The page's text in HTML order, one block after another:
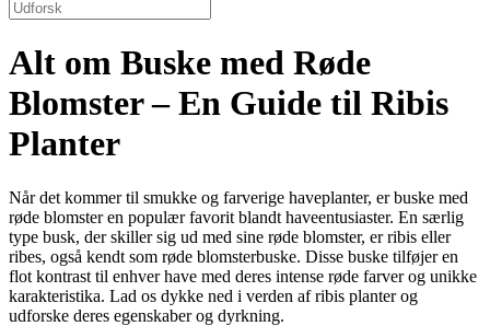
Alt om Buske med Røde
Blomster – En Guide til Ribis
Planter
Når det kommer til smukke og farverige haveplanter, er buske med
røde blomster en populær favorit blandt haveentusiaster. En særlig
type busk, der skiller sig ud med sine røde blomster, er ribis eller
ribes, også kendt som røde blomsterbuske. Disse buske tilføjer en
flot kontrast til enhver have med deres intense røde farver og unikke
karakteristika. Lad os dykke ned i verden af ribis planter og
udforske deres egenskaber og dyrkning.